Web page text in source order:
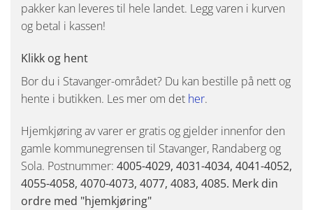
pakker kan leveres til hele landet. Legg varen i kurven
og betal i kassen!
Klikk og hent
Bor du i Stavanger-området? Du kan bestille på nett og
hente i butikken. Les mer om det her.
Hjemkjøring av varer er gratis og gjelder innenfor den
gamle kommunegrensen til Stavanger, Randaberg og
Sola. Postnummer: 4005-4029, 4031-4034, 4041-4052,
4055-4058, 4070-4073, 4077, 4083, 4085. Merk din
ordre med "hjemkjøring"